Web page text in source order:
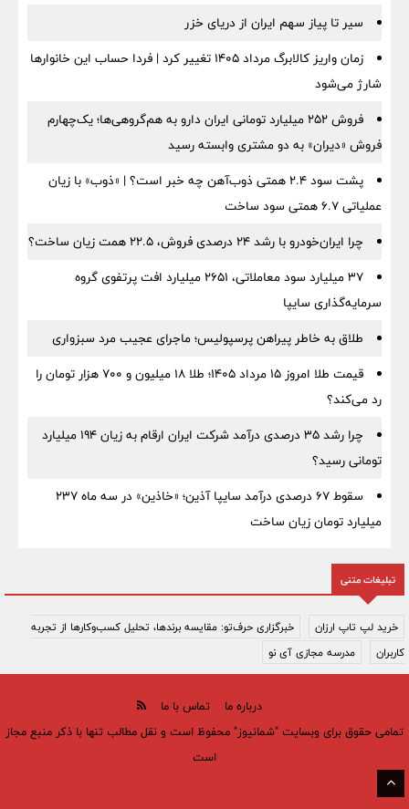
سیر تا پیاز سهم ایران از دریای خزر
زمان واریز کالابرگ مرداد ۱۴۰۵ تغییر کرد | فردا حساب این خانوارها
شارژ می‌شود
فروش ۲۵۲ میلیارد تومانی ایران دارو به هم‌گروهی‌ها؛ یک‌چهارم
فروش «دیران» به دو مشتری وابسته رسید
پشت سود ۲.۴ همتی ذوب‌آهن چه خبر است؟ | «ذوب» با زیان
عملیاتی ۶.۷ همتی سود ساخت
چرا ایران‌خودرو با رشد ۲۴ درصدی فروش، ۲۲.۵ همت زیان ساخت؟
۳۷ میلیارد سود معاملاتی، ۲۶۵۱ میلیارد افت پرتفوی گروه
سرمایه‌گذاری سایپا
طلاق به خاطر پیراهن پرسپولیس؛ ماجرای عجیب مرد سبزواری
قیمت طلا امروز ۱۵ مرداد ۱۴۰۵؛ طلا ۱۸ میلیون و ۷۰۰ هزار تومان را
رد می‌کند؟
چرا رشد ۳۵ درصدی درآمد شرکت ایران ارقام به زیان ۱۹۴ میلیارد
تومانی رسید؟
سقوط ۶۷ درصدی درآمد سایپا آذین؛ «خاذین» در سه ماه ۲۳۷
میلیارد تومان زیان ساخت
تبلیغات متنی
خرید لپ تاپ ارزان
خبرگزاری حرف‌تو: مقایسه برندها، تحلیل کسب‌وکارها از تجربه
کاربران
مدرسه مجازی آی نو
درباره ما
تماس با ما
تمامی حقوق برای وبسایت "شمانیوز" محفوظ است و نقل مطالب تنها با ذکر منبع مجاز
است